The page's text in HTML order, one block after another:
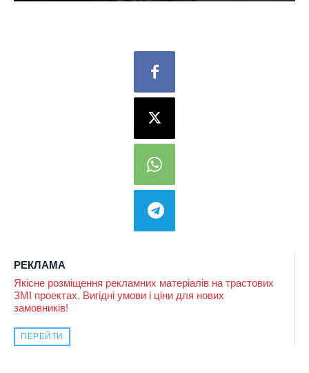
РЕКЛАМА
Якісне розміщення рекламних матеріалів на трастових
ЗМІ проектах. Вигідні умови і ціни для нових
замовників!
ПЕРЕЙТИ